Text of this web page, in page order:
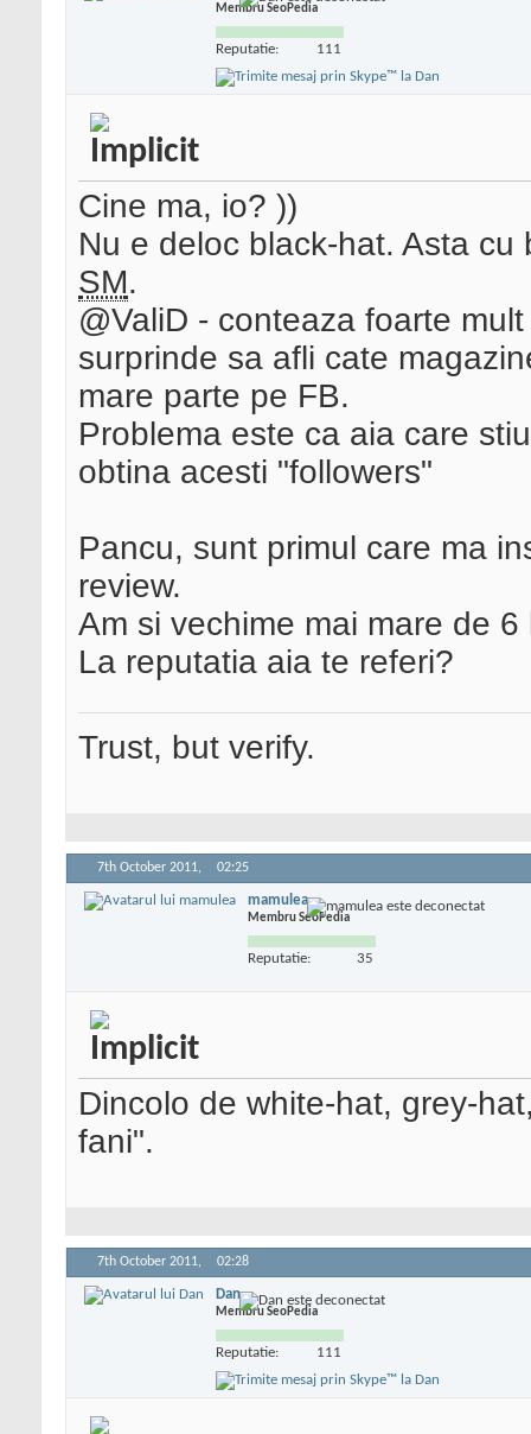
Membru SeoPedia
Reputatie: 111
Cine ma, io? ))
Nu e deloc black-hat. Asta
SM.
@ValiD - conteaza foarte
surprinde sa afli cate
mare parte pe FB.
Problema este ca aia care
obtina acesti "followers"
Pancu, sunt primul care ma
review.
Am si vechime mai mare de
La reputatia aia te referi?
Trust, but verify.
7th October 2011, 02:25
mamulea
Membru SeoPedia
Reputatie: 35
Dincolo de white-hat, grey-
fani".
7th October 2011, 02:28
Dan
Membru SeoPedia
Reputatie: 111